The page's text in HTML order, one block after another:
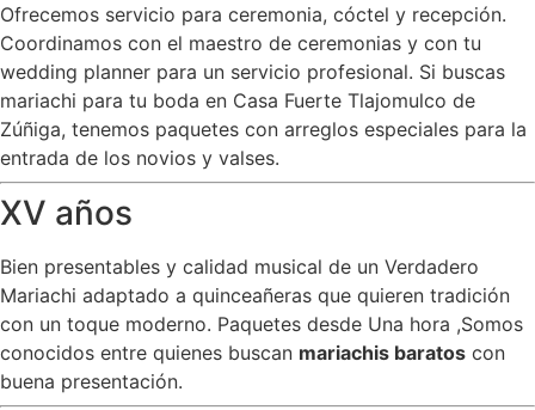
Ofrecemos servicio para ceremonia, cóctel y recepción.
Coordinamos con el maestro de ceremonias y con tu
wedding planner para un servicio profesional. Si buscas
mariachi para tu boda en Casa Fuerte Tlajomulco de
Zúñiga, tenemos paquetes con arreglos especiales para la
entrada de los novios y valses.
XV años
Bien presentables y calidad musical de un Verdadero
Mariachi adaptado a quinceañeras que quieren tradición
con un toque moderno. Paquetes desde Una hora ,Somos
conocidos entre quienes buscan mariachis baratos con
buena presentación.